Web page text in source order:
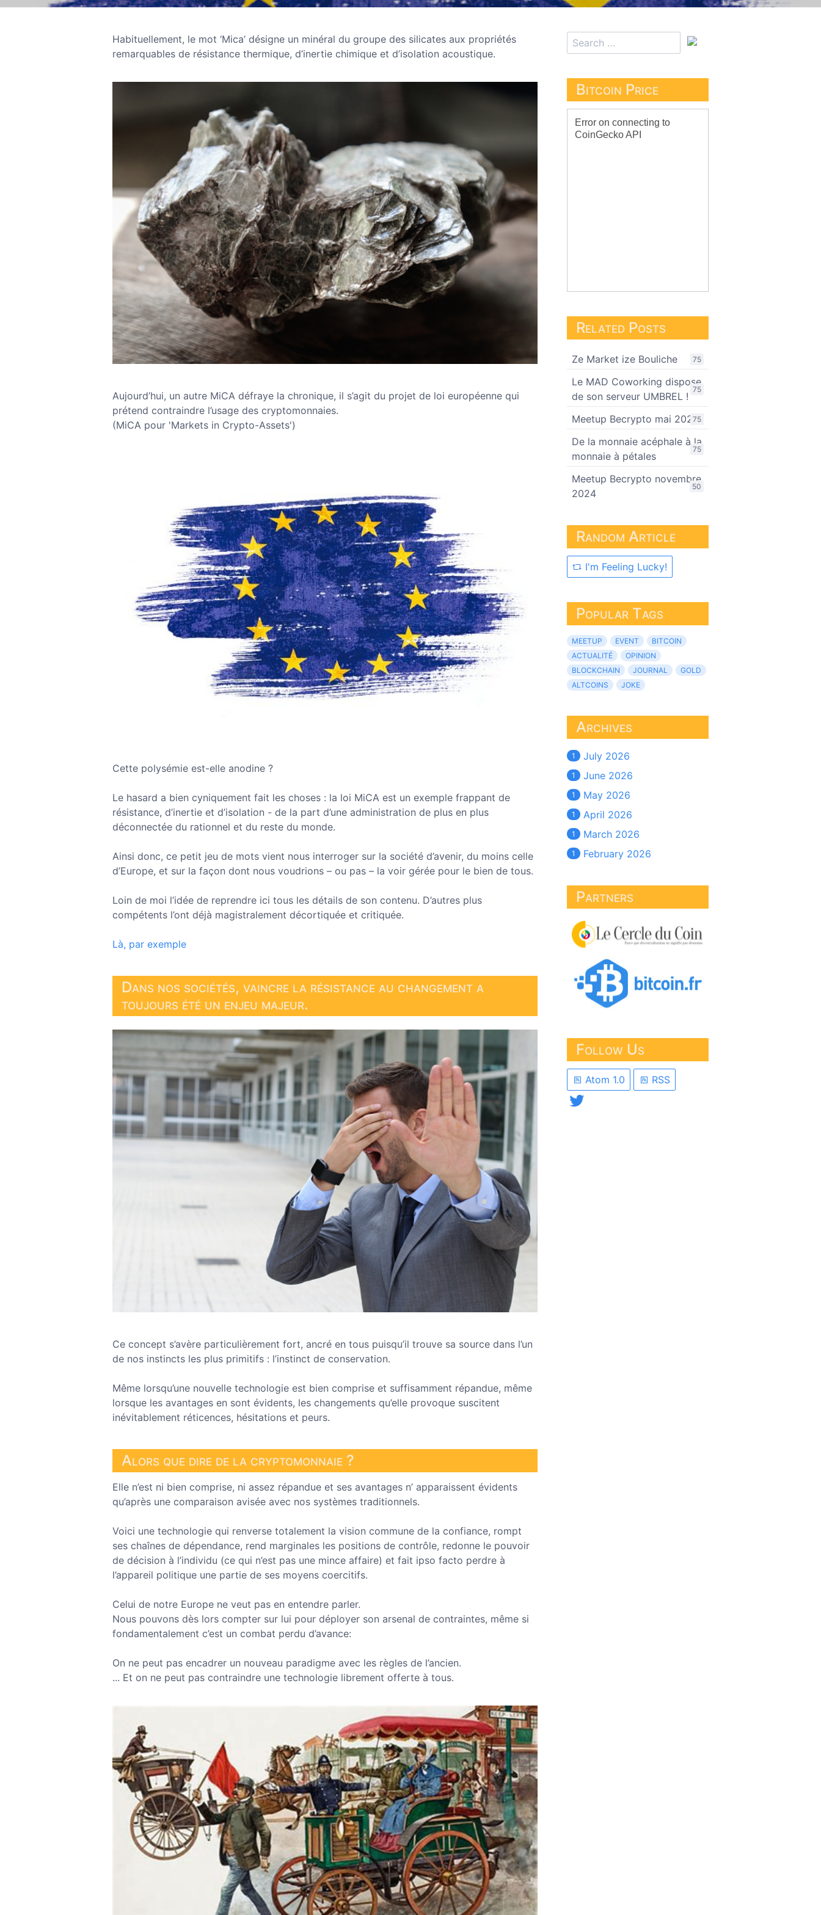
Habituellement, le mot ‘Mica’ désigne un minéral du groupe des silicates aux propriétés
remarquables de résistance thermique, d’inertie chimique et d’isolation acoustique.
Aujourd’hui, un autre MiCA défraye la chronique, il s’agit du projet de loi européenne qui
prétend contraindre l’usage des cryptomonnaies.
(MiCA pour 'Markets in Crypto-Assets')
Cette polysémie est-elle anodine ?
Le hasard a bien cyniquement fait les choses : la loi MiCA est un exemple frappant de
résistance, d’inertie et d’isolation - de la part d’une administration de plus en plus
déconnectée du rationnel et du reste du monde.
Ainsi donc, ce petit jeu de mots vient nous interroger sur la société d’avenir, du moins celle
d’Europe, et sur la façon dont nous voudrions – ou pas – la voir gérée pour le bien de tous.
Loin de moi l’idée de reprendre ici tous les détails de son contenu. D’autres plus
compétents l’ont déjà magistralement décortiquée et critiquée.
Là, par exemple
Dans nos sociétés, vaincre la résistance au changement a
toujours été un enjeu majeur.
Ce concept s’avère particulièrement fort, ancré en tous puisqu’il trouve sa source dans l’un
de nos instincts les plus primitifs : l’instinct de conservation.
Même lorsqu’une nouvelle technologie est bien comprise et suffisamment répandue, même
lorsque les avantages en sont évidents, les changements qu’elle provoque suscitent
inévitablement réticences, hésitations et peurs.
Alors que dire de la cryptomonnaie ?
Elle n’est ni bien comprise, ni assez répandue et ses avantages n’ apparaissent évidents
qu’après une comparaison avisée avec nos systèmes traditionnels.
Voici une technologie qui renverse totalement la vision commune de la confiance, rompt
ses chaînes de dépendance, rend marginales les positions de contrôle, redonne le pouvoir
de décision à l’individu (ce qui n’est pas une mince affaire) et fait ipso facto perdre à
l’appareil politique une partie de ses moyens coercitifs.
Celui de notre Europe ne veut pas en entendre parler.
Nous pouvons dès lors compter sur lui pour déployer son arsenal de contraintes, même si
fondamentalement c’est un combat perdu d’avance:
On ne peut pas encadrer un nouveau paradigme avec les règles de l’ancien.
... Et on ne peut pas contraindre une technologie librement offerte à tous.
Bitcoin Price
Related Posts
75
Ze Market ize Bouliche
75
Le MAD Coworking dispose
de son serveur UMBREL !
75
Meetup Becrypto mai 2022
75
De la monnaie acéphale à la
monnaie à pétales
50
Meetup Becrypto novembre
2024
Random Article
I'm Feeling Lucky!
Popular Tags
MEETUP EVENT
BITCOIN
ACTUALITÉ
OPINION
BLOCKCHAIN
JOURNAL
GOLD
ALTCOINS
JOKE
Archives
1 July 2026
1 June 2026
1 May 2026
1 April 2026
1 March 2026
1 February 2026
Partners
Follow Us
Atom 1.0 RSS